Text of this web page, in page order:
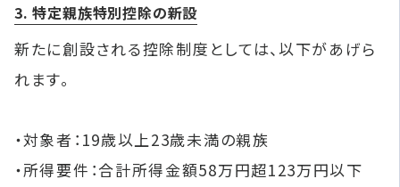
3. 特定親族特別控除の新設
新たに創設される控除制度としては、以下があげら
れます。
・対象者：19歳以上23歳未満の親族
・所得要件：合計所得金額58万円超123万円以下